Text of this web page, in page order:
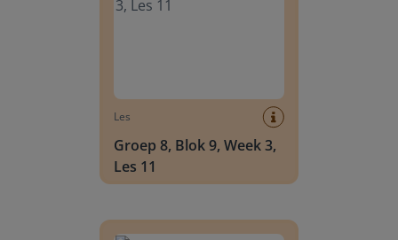
Les
Groep 8, Blok 9, Week 3,
Les 11